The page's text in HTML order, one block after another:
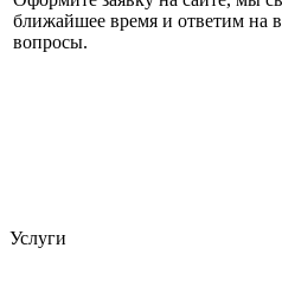
ближайшее время и ответим на
вопросы.
Услуги